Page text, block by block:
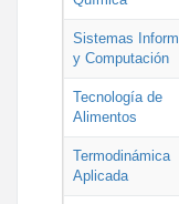
Sistemas
y Computación
Tecnología de
Alimentos
Termodinámica
Aplicada